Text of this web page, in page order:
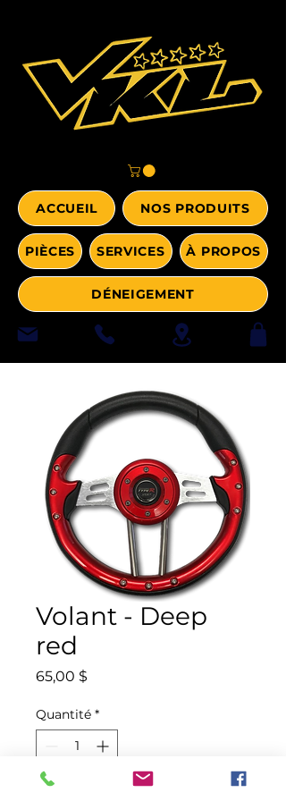
ACCUEIL NOS PRODUITS
PIÈCES SERVICES À PROPOS
DÉNEIGEMENT
Volant - Deep
red
65,00 $
Quantité *